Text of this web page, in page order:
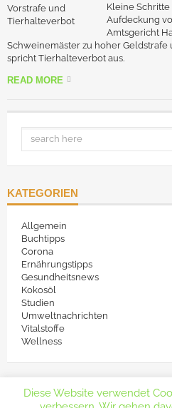
Kleine
Aufdeckung
Amtsgericht
Schweinemäster zu hoher Geldstrafe
spricht Tierhalteverbot aus.
READ MORE
KATEGORIEN
Allgemein
Buchtipps
Corona
Ernährungstipps
Gesundheitsnews
Kokosöl
Studien
Umweltnachrichten
Vitalstoffe
Wellness
Diese Website verwendet